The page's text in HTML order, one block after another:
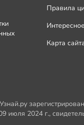
Правила
Интересное
Карта
июля 2024 г.,